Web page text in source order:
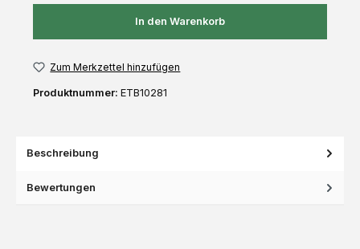
In den Warenkorb
Zum Merkzettel hinzufügen
Produktnummer: ETB10281
Beschreibung
Bewertungen